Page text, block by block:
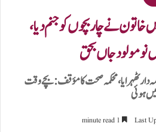
نے چار بچوں کو جنم دیا،
نومولود جاں بحق
دار ٹھہرایا، محکمہ صحت کا مؤقف: بچے وقت
ہوئی
Last